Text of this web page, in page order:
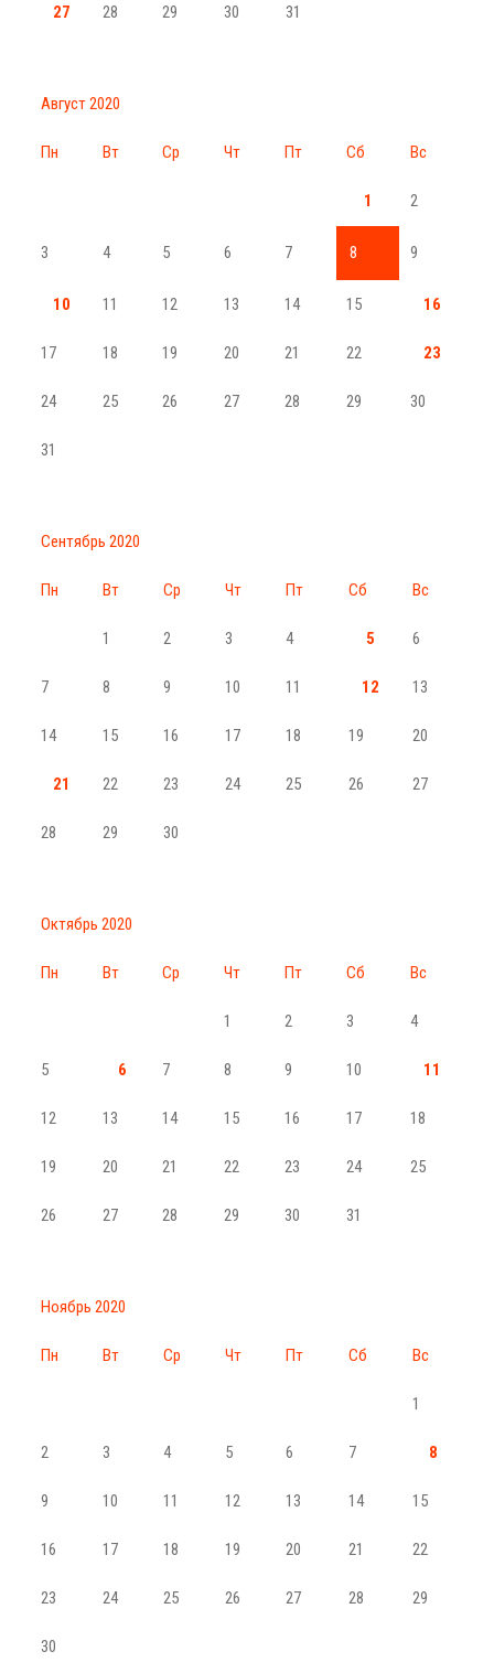
27 28 29 30 31
Август 2020
Пн Вт Ср Чт Пт Сб Вс
1 2
3 4 5 6 7 8 9
10 11 12 13 14 15 16
17 18 19 20 21 22 23
24 25 26 27 28 29 30
31
Сентябрь 2020
Пн Вт Ср Чт Пт Сб Вс
1 2 3 4 5 6
7 8 9 10 11 12 13
14 15 16 17 18 19 20
21 22 23 24 25 26 27
28 29 30
Октябрь 2020
Пн Вт Ср Чт Пт Сб Вс
1 2 3 4
5 6 7 8 9 10 11
12 13 14 15 16 17 18
19 20 21 22 23 24 25
26 27 28 29 30 31
Ноябрь 2020
Пн Вт Ср Чт Пт Сб Вс
1
2 3 4 5 6 7 8
9 10 11 12 13 14 15
16 17 18 19 20 21 22
23 24 25 26 27 28 29
30